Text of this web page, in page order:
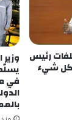
رئيس
كل شيء
في